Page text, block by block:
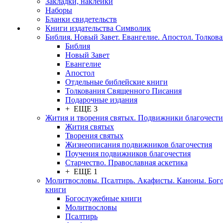
Наборы
Бланки свидетельств
Книги издательства Символик
Библия. Новый Завет. Евангелие. Апостол.
Библия
Новый Завет
Евангелие
Апостол
Отдельные библейские книги
Толкования Священного Писания
Подарочные издания
+ ЕЩЕ 3
Жития и творения святых. Подвижники
Жития святых
Творения святых
Жизнеописания подвижников благочестия
Поучения подвижников благочестия
Старчество. Православная аскетика
+ ЕЩЕ 1
Молитвословы. Псалтирь. Акафисты. Каноны.
книги
Богослужебные книги
Молитвословы
Псалтирь